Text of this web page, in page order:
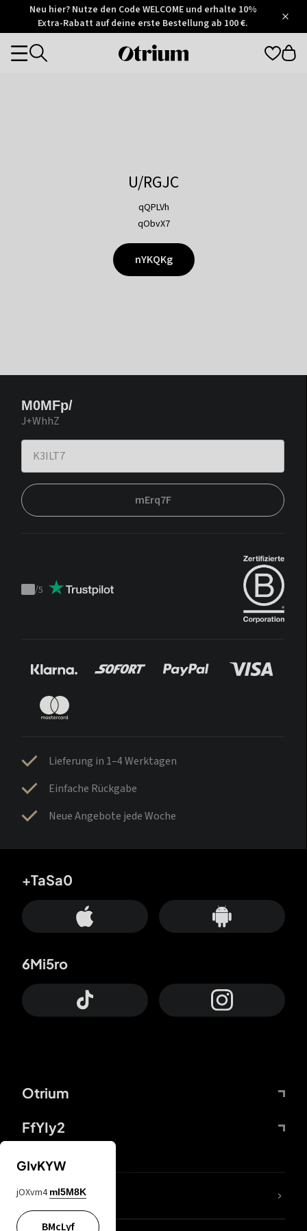
Otrium
Trustpilot
Neu hier? Nutze den Code WELCOME und erhalte 10%
Extra-Rabatt auf deine erste Bestellung ab 100 €.
Otrium
Categories
U/RGJC
qQPLVh
qObvX7
nYKQKg
M0MFp/
J+WhhZ
mErq7F
Trustpilot
/5
Lieferung in 1–4 Werktagen
Einfache Rückgabe
Neue Angebote jede Woche
Otrium
FfYIy2
+TaSa0
6Mi5ro
DDcvSo
GIvKYW
jOXvm4 mI5M8K
BMcLyf